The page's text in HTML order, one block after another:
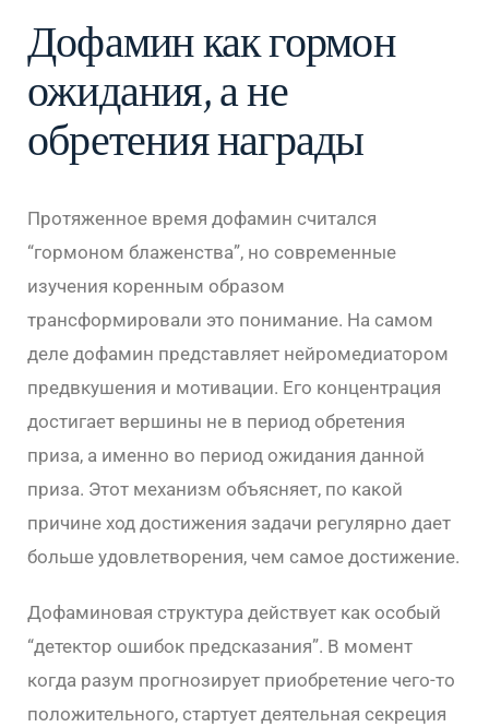
Дофамин как гормон
ожидания, а не
обретения награды
Протяженное время дофамин считался
“гормоном блаженства”, но современные
изучения коренным образом
трансформировали это понимание. На самом
деле дофамин представляет нейромедиатором
предвкушения и мотивации. Его концентрация
достигает вершины не в период обретения
приза, а именно во период ожидания данной
приза. Этот механизм объясняет, по какой
причине ход достижения задачи регулярно дает
больше удовлетворения, чем самое достижение.
Дофаминовая структура действует как особый
“детектор ошибок предсказания”. В момент
когда разум прогнозирует приобретение чего-то
положительного, стартует деятельная секреция